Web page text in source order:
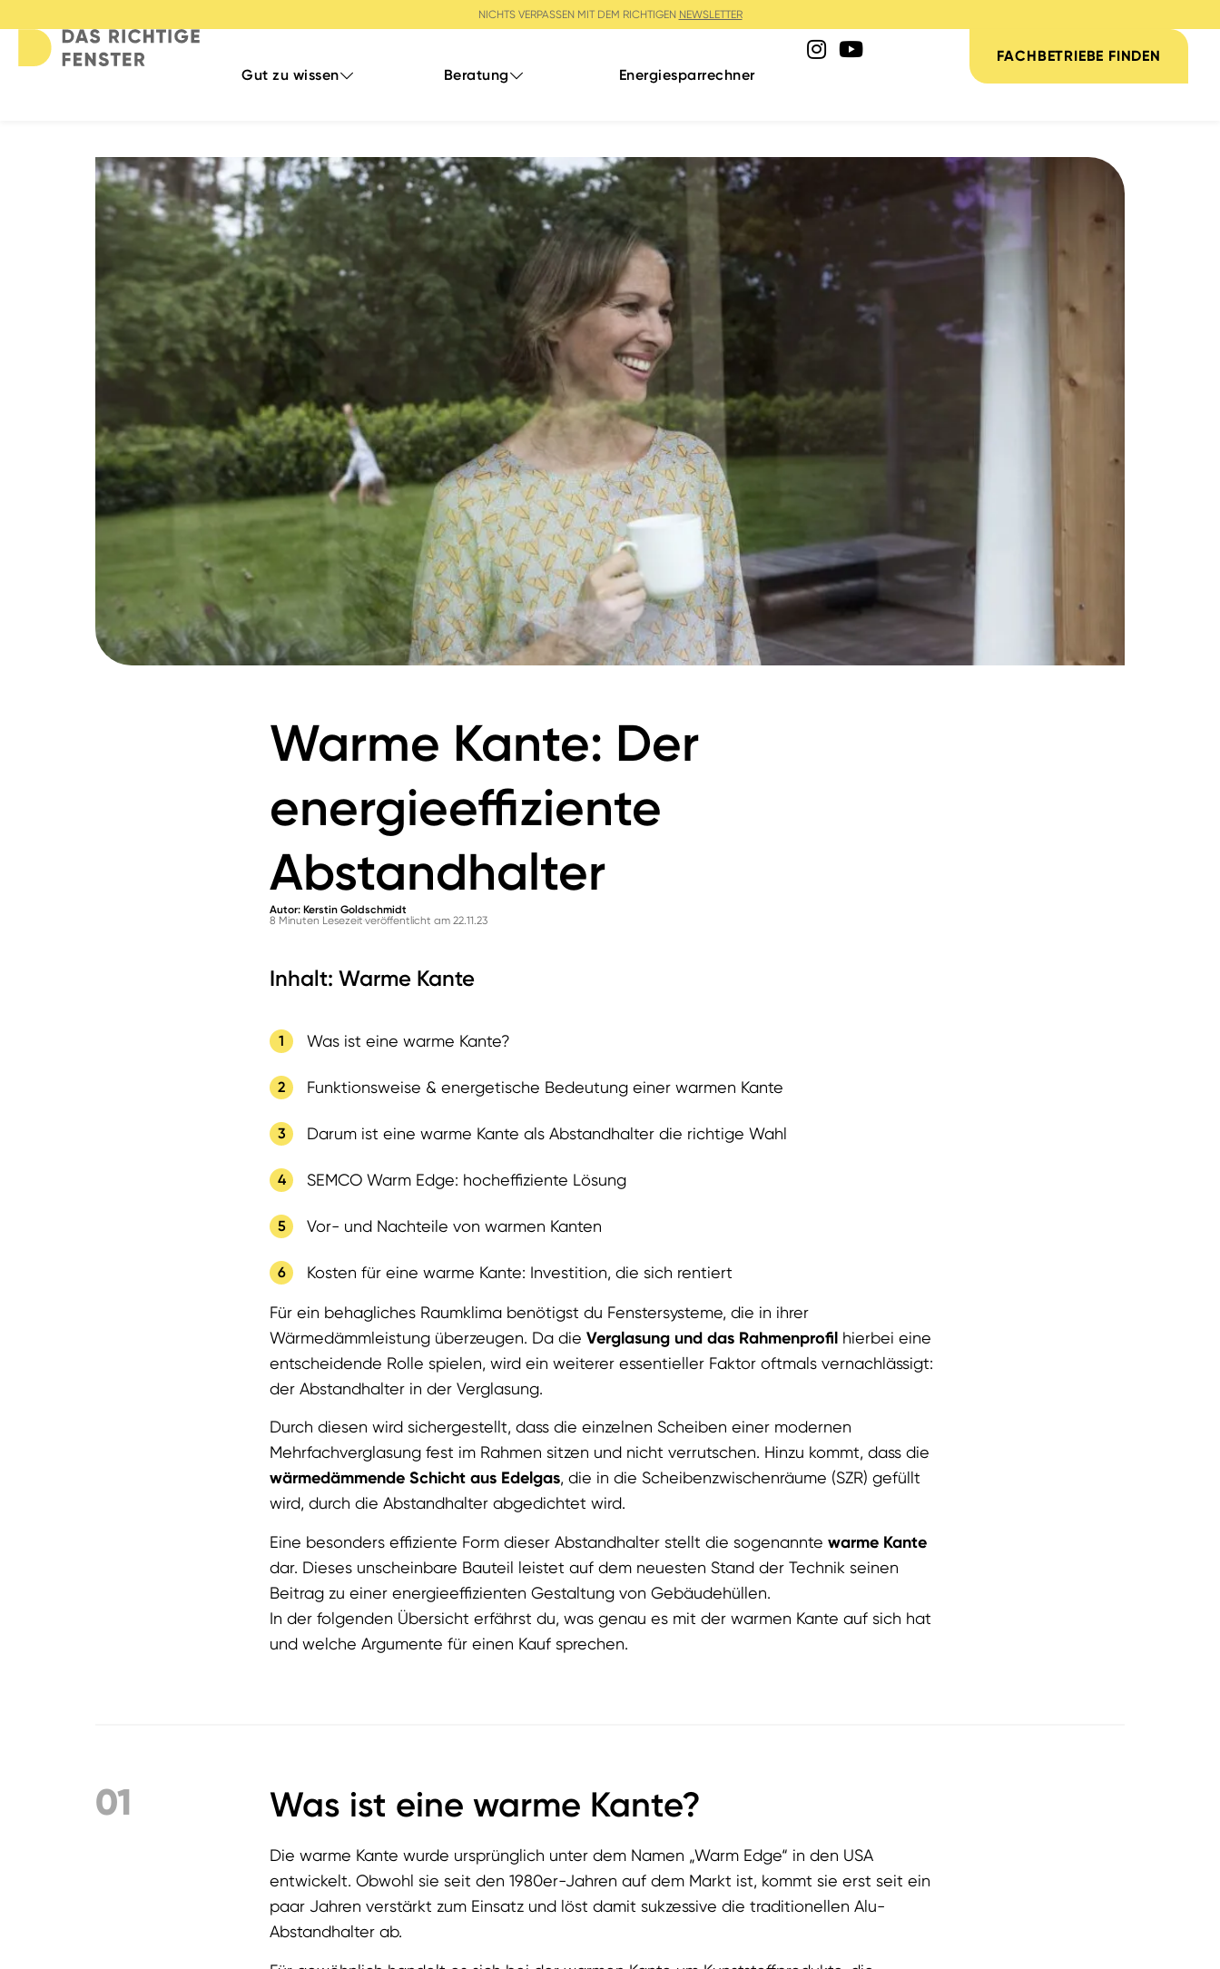
NICHTS VERPASSEN MIT DEM RICHTIGEN NEWSLETTER
Gut zu wissen Beratung Energiesparrechner
FACHBETRIEBE FINDEN
Warme Kante: Der
energieeffiziente
Abstandhalter
Autor: Kerstin Goldschmidt
8 Minuten Lesezeit veröffentlicht am 22.11.23
Inhalt: Warme Kante
Was ist eine warme Kante?
Funktionsweise & energetische Bedeutung einer warmen Kante
Darum ist eine warme Kante als Abstandhalter die richtige Wahl
SEMCO Warm Edge: hocheffiziente Lösung
Vor- und Nachteile von warmen Kanten
Kosten für eine warme Kante: Investition, die sich rentiert
Für ein behagliches Raumklima benötigst du Fenstersysteme, die in ihrer
Wärmedämmleistung überzeugen. Da die Verglasung und das Rahmenprofil hierbei eine
entscheidende Rolle spielen, wird ein weiterer essentieller Faktor oftmals vernachlässigt:
der Abstandhalter in der Verglasung.
Durch diesen wird sichergestellt, dass die einzelnen Scheiben einer modernen
Mehrfachverglasung fest im Rahmen sitzen und nicht verrutschen. Hinzu kommt, dass die
wärmedämmende Schicht aus Edelgas, die in die Scheibenzwischenräume (SZR) gefüllt
wird, durch die Abstandhalter abgedichtet wird.
Eine besonders effiziente Form dieser Abstandhalter stellt die sogenannte warme Kante
dar. Dieses unscheinbare Bauteil leistet auf dem neuesten Stand der Technik seinen
Beitrag zu einer energieeffizienten Gestaltung von Gebäudehüllen.
In der folgenden Übersicht erfährst du, was genau es mit der warmen Kante auf sich hat
und welche Argumente für einen Kauf sprechen.
01 Was ist eine warme Kante?
Die warme Kante wurde ursprünglich unter dem Namen „Warm Edge“ in den USA
entwickelt. Obwohl sie seit den 1980er-Jahren auf dem Markt ist, kommt sie erst seit ein
paar Jahren verstärkt zum Einsatz und löst damit sukzessive die traditionellen Alu-
Abstandhalter ab.